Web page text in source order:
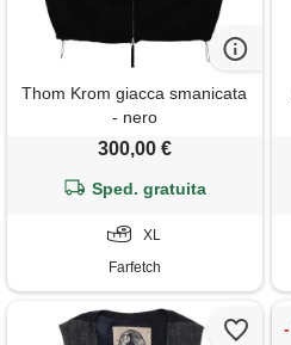
Thom Krom giacca smanicata
- nero
300,00 €
Sped. gratuita
XL
Farfetch